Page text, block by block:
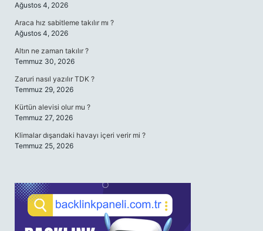
Ağustos 4, 2026
Araca hız sabitleme takılır mı ?
Ağustos 4, 2026
Altın ne zaman takılır ?
Temmuz 30, 2026
Zaruri nasıl yazılır TDK ?
Temmuz 29, 2026
Kürtün alevisi olur mu ?
Temmuz 27, 2026
Klimalar dışarıdaki havayı içeri verir mi ?
Temmuz 25, 2026